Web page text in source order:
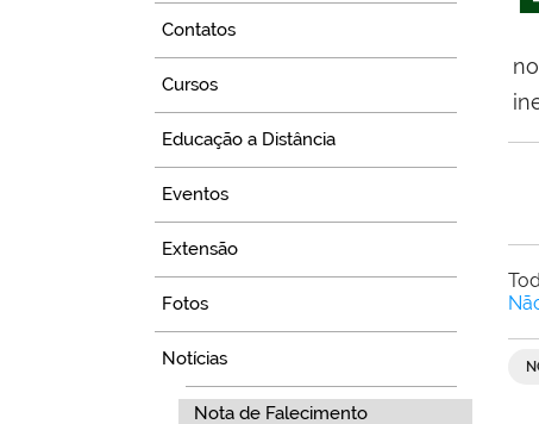
Contatos
Cursos
Educação a Distância
Eventos
Extensão
Fotos
Notícias
Nota de Falecimento